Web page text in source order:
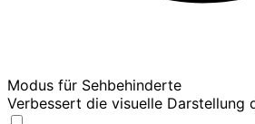
Modus für Sehbehinderte
Verbessert die visuelle Darstellung